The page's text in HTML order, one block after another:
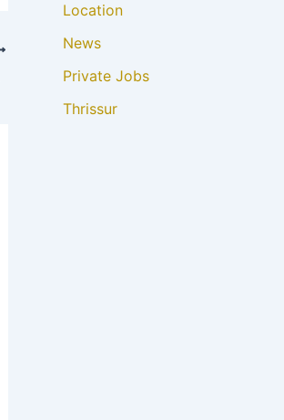
Location
News
Private Jobs
Thrissur